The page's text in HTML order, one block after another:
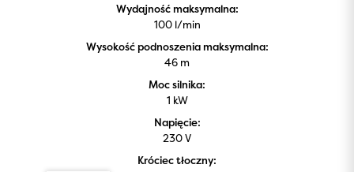
Wydajność maksymalna:
100 l/min
Wysokość podnoszenia maksymalna:
46 m
Moc silnika:
1 kW
Napięcie:
230 V
Króciec tłoczny: